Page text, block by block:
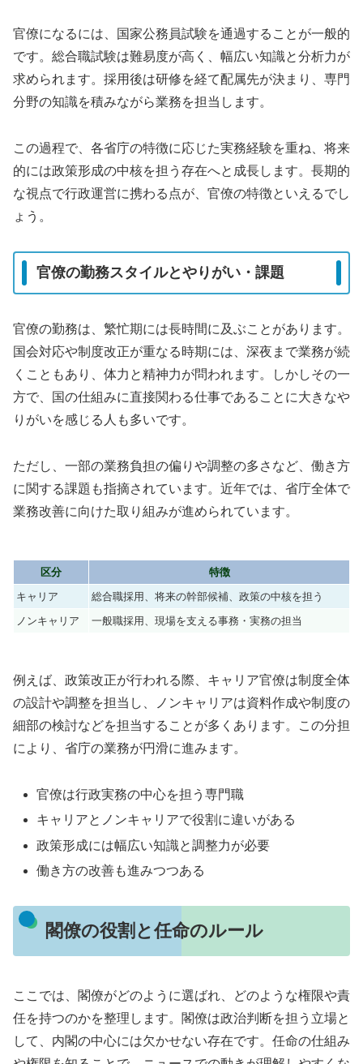
官僚になるには、国家公務員試験を通過することが一般的
です。総合職試験は難易度が高く、幅広い知識と分析力が
求められます。採用後は研修を経て配属先が決まり、専門
分野の知識を積みながら業務を担当します。
この過程で、各省庁の特徴に応じた実務経験を重ね、将来
的には政策形成の中核を担う存在へと成長します。長期的
な視点で行政運営に携わる点が、官僚の特徴といえるでし
ょう。
官僚の勤務スタイルとやりがい・課題
官僚の勤務は、繁忙期には長時間に及ぶことがあります。
国会対応や制度改正が重なる時期には、深夜まで業務が続
くこともあり、体力と精神力が問われます。しかしその一
方で、国の仕組みに直接関わる仕事であることに大きなや
りがいを感じる人も多いです。
ただし、一部の業務負担の偏りや調整の多さなど、働き方
に関する課題も指摘されています。近年では、省庁全体で
業務改善に向けた取り組みが進められています。
区分
特徴
キャリア
総合職採用、将来の幹部候補、政策の中核を担う
ノンキャリア
一般職採用、現場を支える事務・実務の担当
例えば、政策改正が行われる際、キャリア官僚は制度全体
の設計や調整を担当し、ノンキャリアは資料作成や制度の
細部の検討などを担当することが多くあります。この分担
により、省庁の業務が円滑に進みます。
官僚は行政実務の中心を担う専門職
キャリアとノンキャリアで役割に違いがある
政策形成には幅広い知識と調整力が必要
働き方の改善も進みつつある
閣僚の役割と任命のルール
ここでは、閣僚がどのように選ばれ、どのような権限や責
任を持つのかを整理します。閣僚は政治判断を担う立場と
して、内閣の中心には欠かせない存在です。任命の仕組み